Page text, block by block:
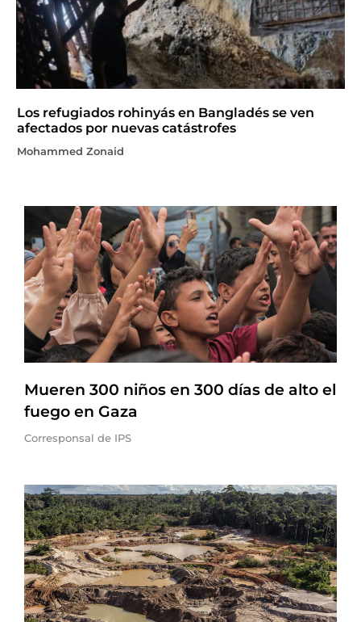
Los refugiados rohinyás en Bangladés se ven
afectados por nuevas catástrofes
Mohammed Zonaid
Mueren 300 niños en 300 días de alto el
fuego en Gaza
Corresponsal de IPS